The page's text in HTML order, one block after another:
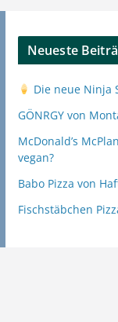
Neueste
Die neue Ninja
GÖNRGY von
McDonald’s
vegan?
Babo Pizza von
Fischstäbchen